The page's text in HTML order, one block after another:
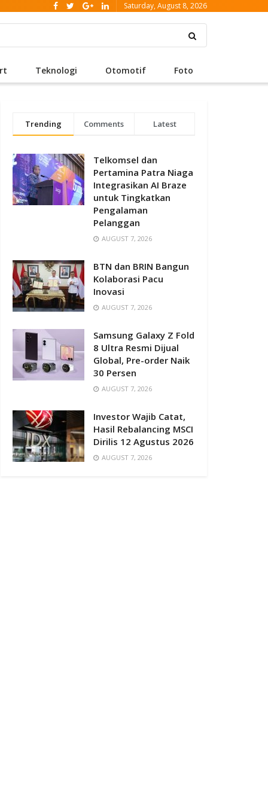
Saturday, August 8, 2026
Teknologi Otomotif Foto
Trending Comments Latest
Telkomsel dan
Pertamina Patra Niaga
Integrasikan AI Braze
untuk Tingkatkan
Pengalaman
Pelanggan
AUGUST 7, 2026
BTN dan BRIN Bangun
Kolaborasi Pacu
Inovasi
AUGUST 7, 2026
Samsung Galaxy Z Fold
8 Ultra Resmi Dijual
Global, Pre-order Naik
30 Persen
AUGUST 7, 2026
Investor Wajib Catat,
Hasil Rebalancing MSCI
Dirilis 12 Agustus 2026
AUGUST 7, 2026